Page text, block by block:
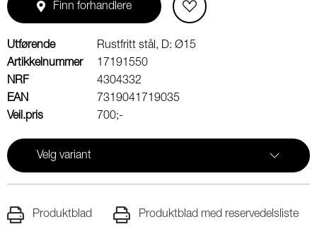
Finn forhandlere
Utførende
Rustfritt stål, D: Ø15
Artikkelnummer
17191550
NRF
4304332
EAN
7319041719035
Veil.pris
700;-
Velg variant
Produktblad Produktblad med reservedelsliste